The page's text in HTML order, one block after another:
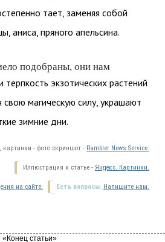
тает, заменяя собой
аниса, пряного апельсина.
подобраны, они нам
экзотических растений
свою магическую силу, украшают
зимние дни.
картинки - фото скриншот - Rambler News Service.
Иллюстрация к статье - Яндекс. Картинки.
Есть вопросы. Напишите нам.
на сайте.